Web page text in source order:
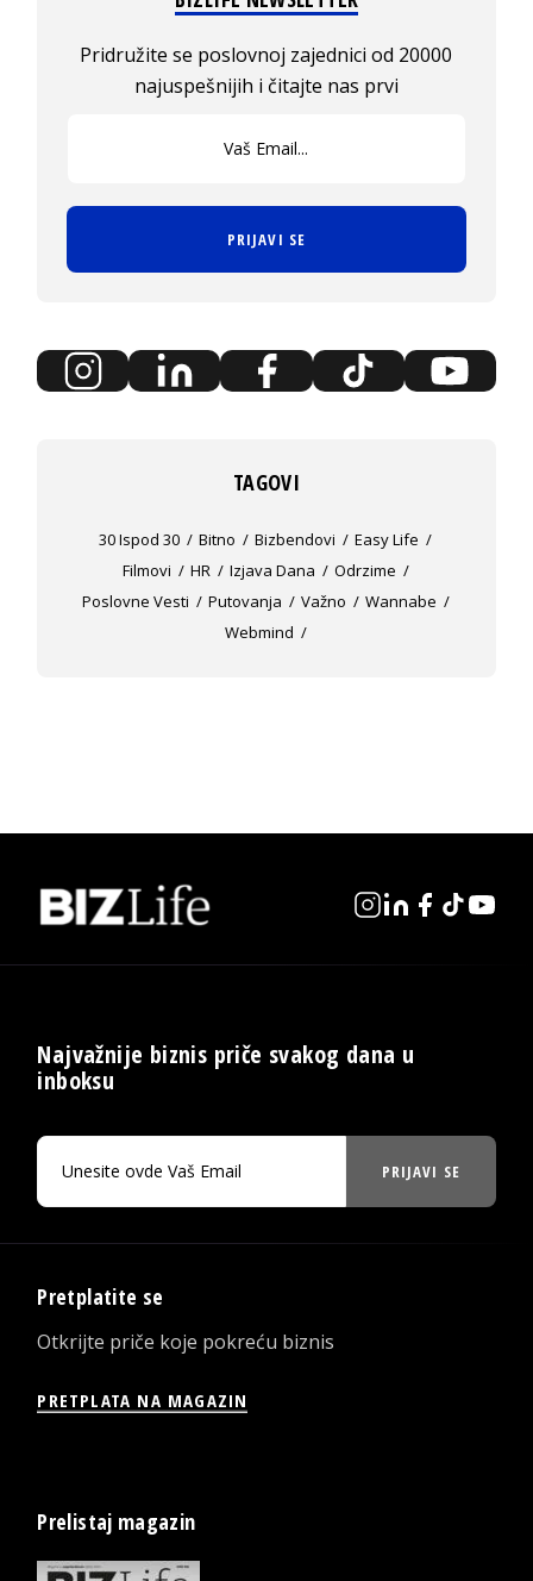
Pridružite se poslovnoj zajednici od 20000
najuspešnijih i čitajte nas prvi
PRIJAVI SE
TAGOVI
30 Ispod 30 Bitno Bizbendovi
Easy Life
Filmovi
HR Izjava Dana
Odrzime
Poslovne Vesti
Putovanja Važno
Wannabe
Webmind
Najvažnije biznis priče svakog dana u
inboksu
PRIJAVI SE
Pretplatite se
Otkrijte priče koje pokreću biznis
PRETPLATA NA MAGAZIN
Prelistaj magazin